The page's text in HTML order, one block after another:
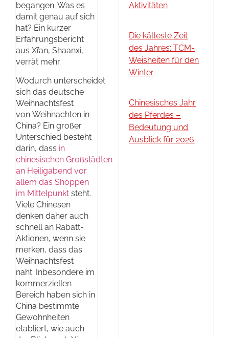
begangen. Was es
damit genau auf sich
hat? Ein kurzer
Erfahrungsbericht
aus Xi’an, Shaanxi,
verrät mehr.
Wodurch unterscheidet
sich das deutsche
Weihnachtsfest
von Weihnachten in
China? Ein großer
Unterschied besteht
darin, dass in
chinesischen Großstädten
an Heiligabend vor
allem das Shoppen
im Mittelpunkt steht.
Viele Chinesen
denken daher auch
schnell an Rabatt-
Aktionen, wenn sie
merken, dass das
Weihnachtsfest
naht. Inbesondere im
kommerziellen
Bereich haben sich in
China bestimmte
Gewohnheiten
etabliert, wie auch
Aktivitäten
Die kälteste Zeit
des Jahres: TCM-
Weisheiten für den
Winter
Chinesisches Jahr
des Pferdes –
Bedeutung und
Ausblick für 2026